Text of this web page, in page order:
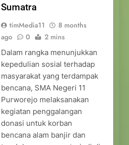
Sumatra
timMedia11
8 months
ago
0 2 mins
Dalam rangka menunjukkan
kepedulian sosial terhadap
masyarakat yang terdampak
bencana, SMA Negeri 11
Purworejo melaksanakan
kegiatan penggalangan
donasi untuk korban
bencana alam banjir dan